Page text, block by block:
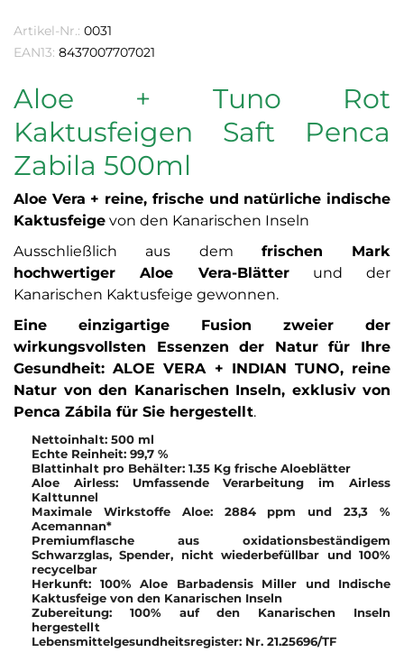
Artikel-Nr.: 0031
EAN13: 8437007707021
Aloe + Tuno Rot
Kaktusfeigen Saft Penca
Zabila 500ml
Aloe Vera + reine, frische und natürliche indische
Kaktusfeige von den Kanarischen Inseln
Ausschließlich aus dem frischen Mark
hochwertiger Aloe Vera-Blätterund der
Kanarischen Kaktusfeige gewonnen.
Eine einzigartige Fusion zweier der
wirkungsvollsten Essenzen der Natur für Ihre
Gesundheit: ALOE VERA + INDIAN TUNO, reine
Natur von den Kanarischen Inseln, exklusiv von
Penca Zábila für Sie hergestellt.
Nettoinhalt: 500 ml
Echte Reinheit: 99,7 %
Blattinhalt pro Behälter: 1.35 Kg frische Aloeblätter
Aloe Airless: Umfassende Verarbeitung im Airless
Kalttunnel
Maximale Wirkstoffe Aloe: 2884 ppm und 23,3 %
Acemannan*
Premiumflasche aus oxidationsbeständigem
Schwarzglas, Spender, nicht wiederbefüllbar und 100%
recycelbar
Herkunft: 100% Aloe Barbadensis Miller und Indische
Kaktusfeige von den Kanarischen Inseln
Zubereitung: 100% auf den Kanarischen Inseln
hergestellt
Lebensmittelgesundheitsregister: Nr. 21.25696/TF